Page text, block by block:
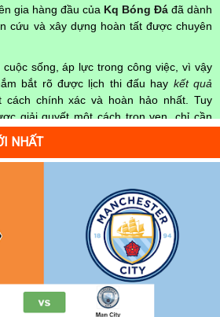
gia hàng đầu của Kq Bóng Đá đã dành
cứu và xây dựng hoàn tất được chuyên
sống, áp lực trong công việc, vì vậy
bắt rõ được lịch thi đấu hay kết quả
cách chính xác và hoàn hảo nhất. Tuy
giải quyết một cách trọn vẹn, chỉ cần
Lịch Thi Đấu
rõ được chính xác về thời gian các trận
trên Thế giới diễn ra trong thời gian sắp
đá đang đạt được.
người hâm mộ bóng đá có thể cập
phát sóng bóng đá được tường thuật
truyền hình thể thao lớn nhất hiện nay
thao TV,... Nếu như bạn không muốn
bóng đá nào trong từng mùa giải, hãy
mụcLịch Thi Đấutại chuyên trang
NHẤT